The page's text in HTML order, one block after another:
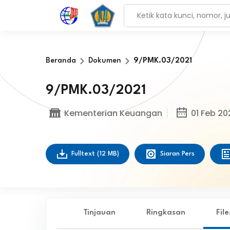
Beranda Dokumen 9/PMK.03/2021
9/PMK.03/2021
Kementerian Keuangan 01 Feb
Fulltext (12 MB) Siaran Pers
Tinjauan Ringkasan